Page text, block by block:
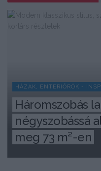
HÁZAK, ENTERIŐRÖK -
Háromszobás
négyszobássá
meg 73 m²-en